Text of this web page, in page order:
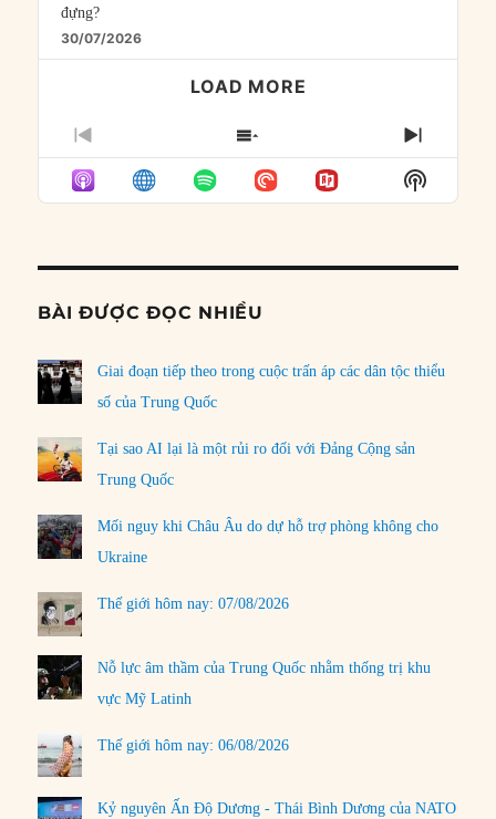
đựng?
30/07/2026
LOAD MORE
PREVIOUS
EPISODE
SHOW
EPISODES
LIST
NEXT
Show
Podcast
BÀI ĐƯỢC ĐỌC NHIỀU
Giai đoạn tiếp theo trong cuộc trấn áp các dân tộc thiểu
số của Trung Quốc
Tại sao AI lại là một rủi ro đối với Đảng Cộng sản
Trung Quốc
Mối nguy khi Châu Âu do dự hỗ trợ phòng không cho
Ukraine
Thế giới hôm nay: 07/08/2026
Nỗ lực âm thầm của Trung Quốc nhằm thống trị khu
vực Mỹ Latinh
Thế giới hôm nay: 06/08/2026
Kỷ nguyên Ấn Độ Dương - Thái Bình Dương của NATO